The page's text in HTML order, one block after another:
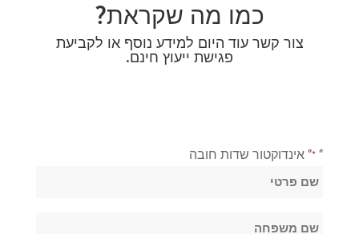
כמו מה שקראת?
צור קשר עוד היום למידע נוסף או לקביעת
פגישת ייעוץ חינם.
"
*" אינדוקטור שדות חובה
שֵׁם